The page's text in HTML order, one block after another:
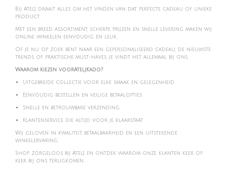
Bij Atel'J draait alles om het vinden van dat perfecte cadeau of unieke
product.
Met een breed assortiment, scherpe prijzen en snelle levering maken wij
online winkelen eenvoudig en leuk.
Of je nu op zoek bent naar een gepersonaliseerd cadeau, de nieuwste
trends of praktische must-haves, je vindt het allemaal bij ons.
Waarom kiezen voorAteljKado?
Uitgebreide collectie voor elke smaak en gelegenheid
Eenvoudig bestellen en veilige betaalopties
Snelle en betrouwbare verzending
Klantenservice die altijd voor je klaarstaat
Wij geloven in kwaliteit, betaalbaarheid en een uitstekende
winkelervaring.
Shop zorgeloos bij Atel'J en ontdek waarom onze klanten keer op
keer bij ons terugkomen.